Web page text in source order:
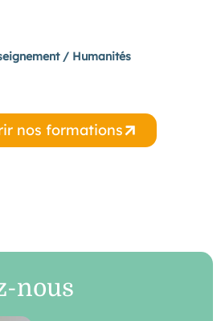
/ Humanités
nos formations
nous